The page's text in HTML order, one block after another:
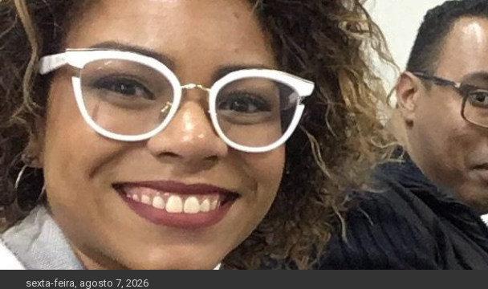
Skip
to
content
sexta-feira, agosto 7, 2026